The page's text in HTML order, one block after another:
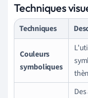
Techniques
Techniques
Couleurs
symboliques